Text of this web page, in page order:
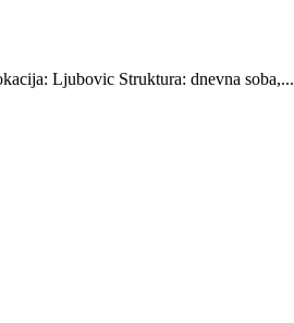
Ljubovic Struktura: dnevna soba,...